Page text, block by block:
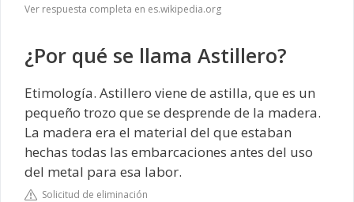
Ver respuesta completa en es.wikipedia.org
¿Por qué se llama Astillero?
Etimología. Astillero viene de astilla,​ que es un
pequeño trozo que se desprende de la madera.
La madera era el material del que estaban
hechas todas las embarcaciones antes del uso
del metal para esa labor.
Solicitud de eliminación